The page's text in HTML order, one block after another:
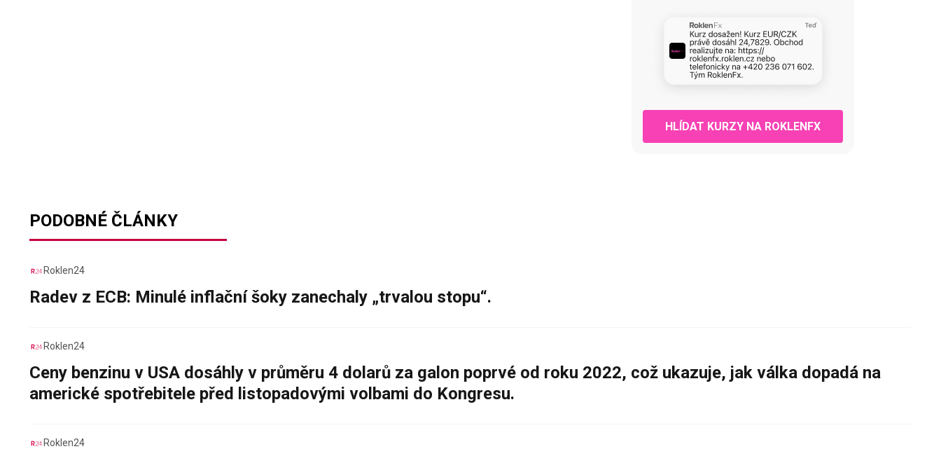
HLÍDAT KURZY NA ROKLENFX
PODOBNÉ ČLÁNKY
Roklen24
Radev z ECB: Minulé inflační šoky zanechaly „trvalou stopu“.
Roklen24
Ceny benzinu v USA dosáhly v průměru 4 dolarů za galon poprvé od roku 2022, což ukazuje, jak válka dopadá na
americké spotřebitele před listopadovými volbami do Kongresu.
Roklen24